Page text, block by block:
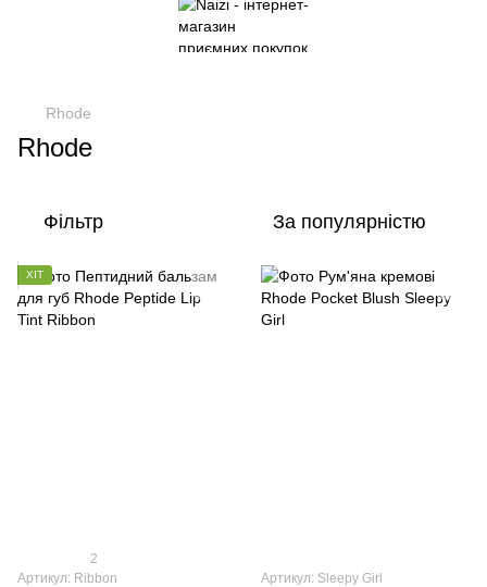
Rhode
Rhode
Фільтр За популярністю
ХІТ
2
Артикул: Ribbon
Артикул: Sleepy Girl